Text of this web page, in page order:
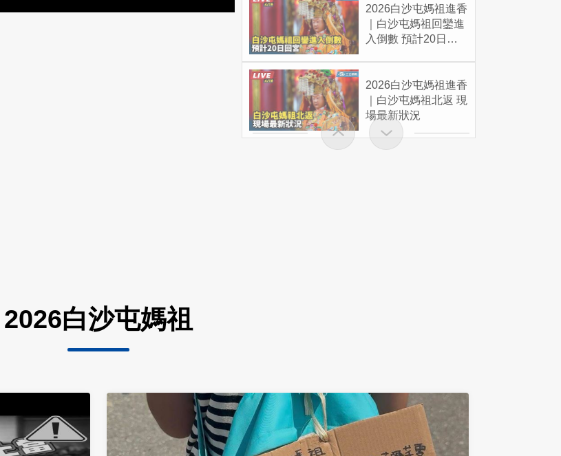
2026白沙屯媽祖進香
｜白沙屯媽祖回鑾進
入倒數 預計20日回
2026白沙屯媽祖進香
｜白沙屯媽祖北返 現
場最新狀況
2026白沙屯媽祖